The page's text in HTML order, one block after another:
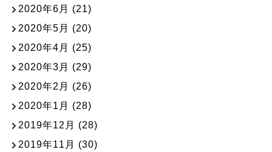
2020年6月 (21)
2020年5月 (20)
2020年4月 (25)
2020年3月 (29)
2020年2月 (26)
2020年1月 (28)
2019年12月 (28)
2019年11月 (30)